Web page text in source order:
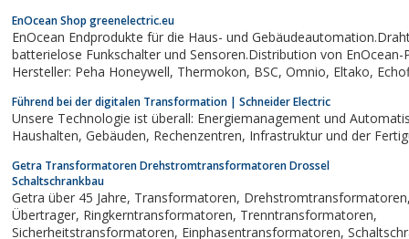
EnOcean Shop greenelectric.eu
EnOcean Endprodukte für die Haus- und
batterielose Funkschalter und Sensoren.Distribution von EnOcean-
Hersteller: Peha Honeywell, Thermokon, BSC, Omnio, Eltako, Echoflex, Hoppe,
Führend bei der digitalen Transformation | Schneider Electric
Unsere Technologie ist überall: Energiemanagement und
Haushalten, Gebäuden, Rechenzentren,
Getra Transformatoren Drehstromtransformatoren Drossel
Schaltschrankbau
Getra über 45 Jahre, Transformatoren, Drehstromtransformatoren, Ferritkern
Übertrager, Ringkerntransformatoren, Trenntransformatoren,
Sicherheitstransformatoren,